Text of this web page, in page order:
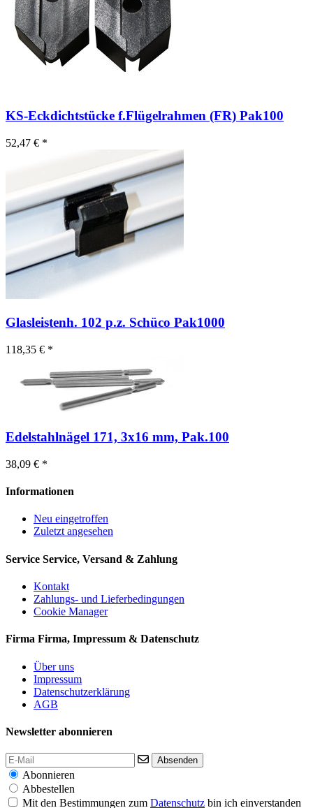
KS-Eckdichtstücke f.Flügelrahmen (FR) Pak100
52,47 € *
Glasleistenh. 102 p.z. Schüco Pak1000
118,35 € *
Edelstahlnägel 171, 3x16 mm, Pak.100
38,09 € *
Informationen
Neu eingetroffen
Zuletzt angesehen
Service Service, Versand & Zahlung
Kontakt
Zahlungs- und Lieferbedingungen
Cookie Manager
Firma Firma, Impressum & Datenschutz
Über uns
Impressum
Datenschutzerklärung
AGB
Newsletter abonnieren
Absenden
Abonnieren
Abbestellen
Mit den Bestimmungen zum Datenschutz bin ich einverstanden